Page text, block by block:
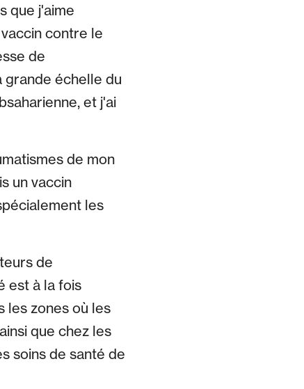
que j'aime
contre le
de
grande échelle du
et j'ai
de mon
un vaccin
les
de
est à la fois
les zones où les
que chez les
soins de santé de